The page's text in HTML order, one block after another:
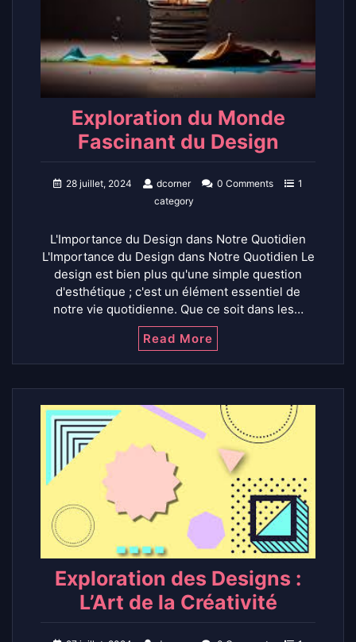
Exploration du Monde
Fascinant du Design
28 juillet, 2024 dcorner 0 Comments
1
category
L'Importance du Design dans Notre Quotidien
L'Importance du Design dans Notre Quotidien Le
design est bien plus qu'une simple question
d'esthétique ; c'est un élément essentiel de
notre vie quotidienne. Que ce soit dans les…
Read More
Exploration des Designs :
L’Art de la Créativité